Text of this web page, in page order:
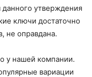
утверждения
ключи достаточно
не оправдана.
у нашей компании.
вариации